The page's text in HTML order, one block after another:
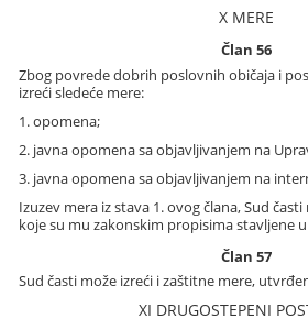
X MERE
Član 56
Zbog povrede dobrih poslovnih običaja i
izreći sledeće mere:
1. opomena;
2. javna opomena sa objavljivanjem na
3. javna opomena sa objavljivanjem na
Izuzev mera iz stava 1. ovog člana, Sud
koje su mu zakonskim propisima stavljene
Član 57
Sud časti može izreći i zaštitne mere,
XI DRUGOSTEPENI